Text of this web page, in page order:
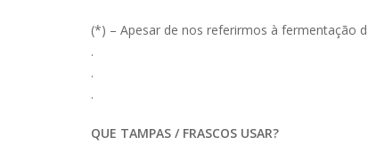
(*) – Apesar de nos referirmos à fermentação
.
.
.
QUE TAMPAS / FRASCOS USAR?